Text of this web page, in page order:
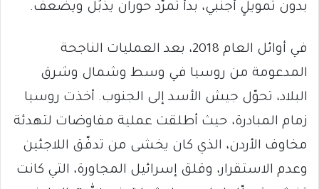
بدون تمويلٍ أجنبي، بدأ تمرّد حوران يذبُل ويضعف.
في أوائل العام 2018، بعد العمليات الناجحة
المدعومة من روسيا في وسط وشمال وشرق
البلاد، تحوّل جيش الأسد إلى الجنوب. أخذت روسيا
زمام المبادرة، حيث أطلقت عملية مفاوضات لتهدئة
مخاوف الأردن، الذي كان يخشى من تدفّق اللاجئين
وعدم الاستقرار، وقلق إسرائيل المجاورة، التي كانت